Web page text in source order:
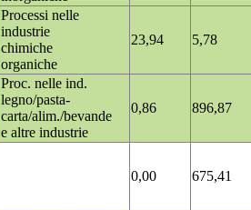
Processi nelle
industrie
chimiche
organiche
23,94 5,78
Proc. nelle ind.
legno/pasta-
carta/alim./bevande
e altre industrie
0,86 896,87
0,00 675,41